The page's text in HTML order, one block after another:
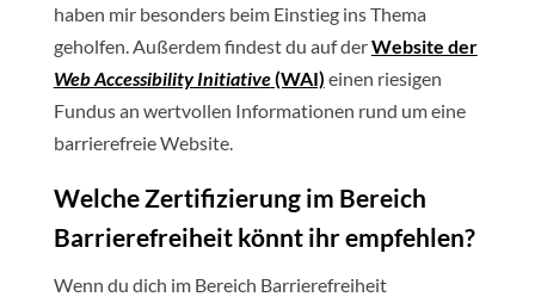
haben mir besonders beim Einstieg ins Thema
geholfen. Außerdem findest du auf derWebsite der
Web Accessibility Initiative(WAI) einen riesigen
Fundus an wertvollen Informationen rund um eine
barrierefreie Website.
Welche Zertifizierung im Bereich
Barrierefreiheit könnt ihr empfehlen?
Wenn du dich im Bereich Barrierefreiheit